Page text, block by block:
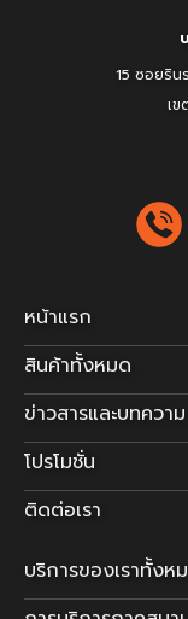
15 ซอยริน
เ
หน้าแรก
สินค้าทั้งหมด
ข่าวสารและบทความ
โปรโมชั่น
ติดต่อเรา
บริการของเราทั้งห